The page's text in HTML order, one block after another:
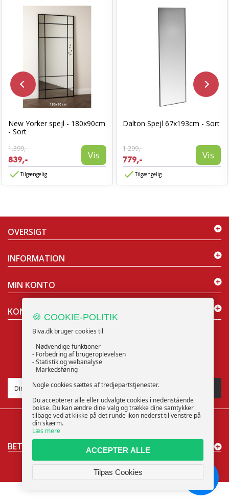
New Yorker spejl - 180x90cm
- Sort
1.399,-
839,- Vis
Tilgængelig
Dalton Spejl 67x193cm - Sort
1.299,-
779,- Vis
Tilgængelig
OVERSIGT
INFORMATION
© 2025 Biva ApS | CVR: 40373853 | support@biva.dk
MIN KONTO
KONTAKT OS
NYHEDSBREV
BETALINGSMÅDER
🍪 COOKIE-POLITIK
Biva.dk bruger cookies til
- Nødvendige funktioner
- Forbedring af brugeroplevelsen
- Statistik og webanalyse
- Markedsføring
Nogle cookies sættes af tredjepartstjenester.
Du accepterer alle eller udvalgte cookies i nedenstående
bokse. Du kan ændre dine valg og trække dine samtykker
tilbage ved at klikke på det runde ikon nederst til venstre på
din skærm.
Læs mere
ACCEPTER ALLE
Tilpas Cookies